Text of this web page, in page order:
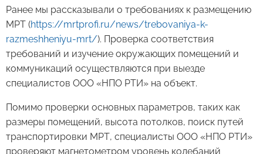
Ранее мы рассказывали о требованиях к размещению
МРТ (https://mrtprofi.ru/news/trebovaniya-k-
razmeshheniyu-mrt/). Проверка соответствия
требований и изучение окружающих помещений и
коммуникаций осуществляются при выезде
специалистов ООО «НПО РТИ» на объект.
Помимо проверки основных параметров, таких как
размеры помещений, высота потолков, поиск путей
транспортировки МРТ, специалисты ООО «НПО РТИ»
проверяют магнетометром уровень колебаний